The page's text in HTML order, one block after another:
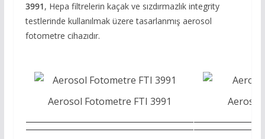
3991, Hepa filtrelerin kaçak ve sızdırmazlık integrity
testlerinde kullanılmak üzere tasarlanmış aerosol
fotometre cihazıdır.
Aerosol Fotometre FTI 3991 Aerosol